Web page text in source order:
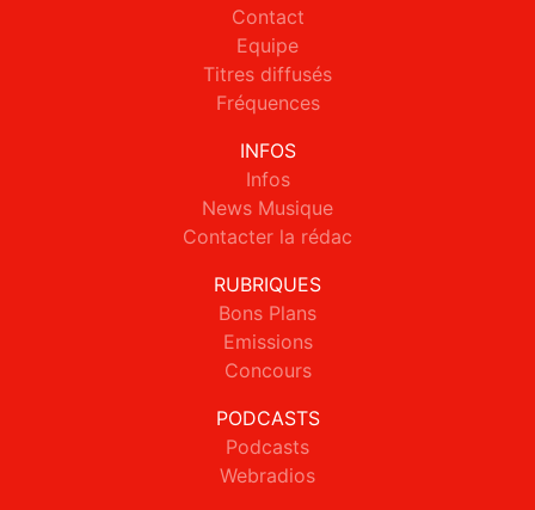
Contact
Equipe
Titres diffusés
Fréquences
INFOS
Infos
News Musique
Contacter la rédac
RUBRIQUES
Bons Plans
Emissions
Concours
PODCASTS
Podcasts
Webradios